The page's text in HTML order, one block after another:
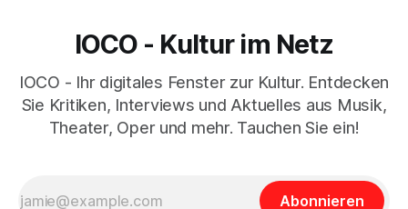
IOCO - Kultur im Netz
IOCO - Ihr digitales Fenster zur Kultur. Entdecken
Sie Kritiken, Interviews und Aktuelles aus Musik,
Theater, Oper und mehr. Tauchen Sie ein!
Abonnieren